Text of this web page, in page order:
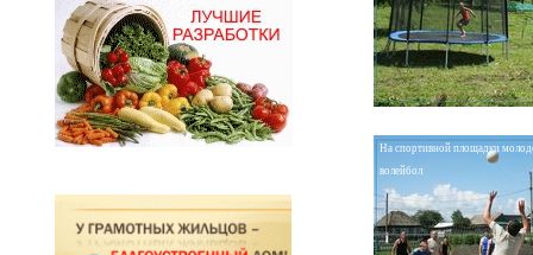
На спортивной площадки
волейбол